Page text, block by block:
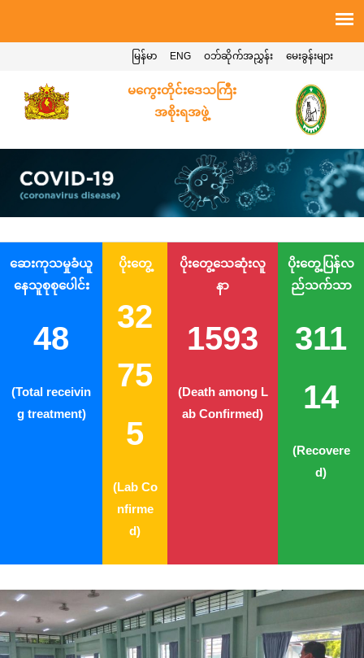
မေးခွန်းများ
ဝဘ်ဆိုက်အညွှန်း
ENG
မြန်မာ
မကွေးတိုင်းဒေသကြီး
အစိုးရအဖွဲ့
ဆေးကုသမှုခံယူ
နေသူစုစုပေါင်း
48
(Total receivin
g treatment)
ပိုးတွေ့
32
75
5
(Lab Co
nfirme
d)
ပိုးတွေ့သေဆုံးလူ
နာ
1593
(Death among L
ab Confirmed)
ပိုးတွေ့ပြန်လ
ည်သက်သာ
311
14
(Recovere
d)